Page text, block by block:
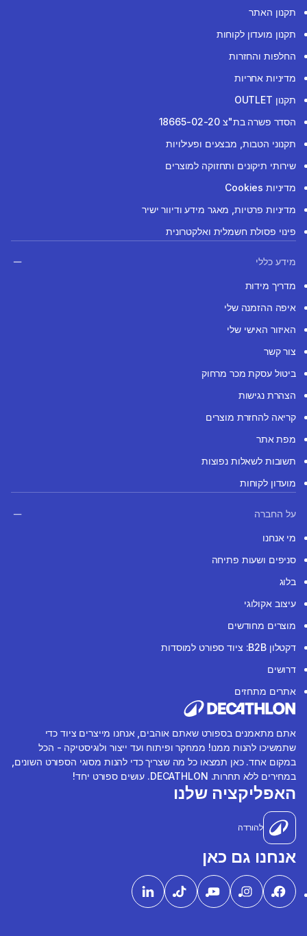
תקנון האתר
תקנון מועדון לקוחות
החלפות והחזרות
מדיניות אחריות
תקנון OUTLET
הסדר פשרה בת"צ 18665-02-20
תקנוני הטבות, מבצעים ופעילויות
שירותי תיקונים ותחזוקה למוצרים
מדיניות Cookies
מדיניות פרטיות, מאגר מידע ודיוור ישיר
פינוי פסולת חשמלית ואלקטרונית
מידע כללי
מדריך מידות
איפה ההזמנה שלי
האיזור האישי שלי
צור קשר
ביטול עסקת מכר מרחוק
הצהרת נגישות
קריאה להחזרת מוצרים
מפת אתר
תשובות לשאלות נפוצות
מועדון לקוחות
על החברה
מי אנחנו
סניפים ושעות פתיחה
בלוג
עיצוב אקולוגי
מוצרים מחודשים
דקטלון B2B: ציוד ספורט למוסדות
דרושים
אתרים מתחזים
אתם מתאמנים בספורט שאתם אוהבים, אנחנו מייצרים ציוד כדי
שתמשיכו להנות ממנו! ממחקר ופיתוח ועד ייצור ולוגיסטיקה - הכל
במקום אחד. כאן תמצאו כל מה שצריך כדי להנות מסוגי הספורט השונים,
במחירים ללא תחרות. DECATHLON. עושים ספורט יחד!
האפליקציה שלנו
להורדה
אנחנו גם כאן